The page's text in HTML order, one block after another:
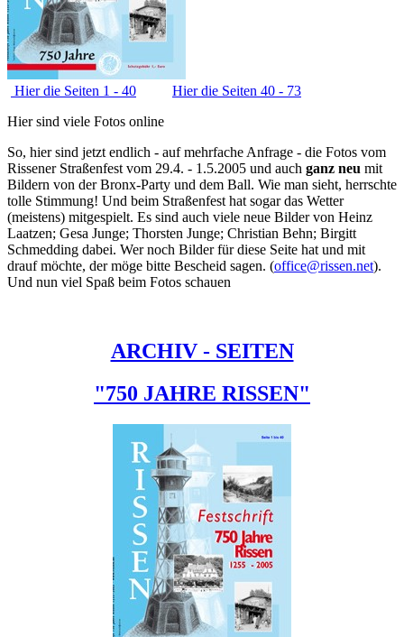
Hier die Seiten 1 - 40
Hier die Seiten 40 - 73
Hier sind viele Fotos online
So, hier sind jetzt endlich - auf mehrfache Anfrage - die Fotos vom
Rissener Straßenfest vom 29.4. - 1.5.2005 und auch ganz neu mit
Bildern von der Bronx-Party und dem Ball. Wie man sieht, herrschte
tolle Stimmung! Und beim Straßenfest hat sogar das Wetter
(meistens) mitgespielt. Es sind auch viele neue Bilder von Heinz
Laatzen; Gesa Junge; Thorsten Junge; Christian Behn; Birgitt
Schmedding dabei. Wer noch Bilder für diese Seite hat und mit
drauf möchte, der möge bitte Bescheid sagen. (office@rissen.net).
Und nun viel Spaß beim Fotos schauen
ARCHIV - SEITEN
"750 JAHRE RISSEN"